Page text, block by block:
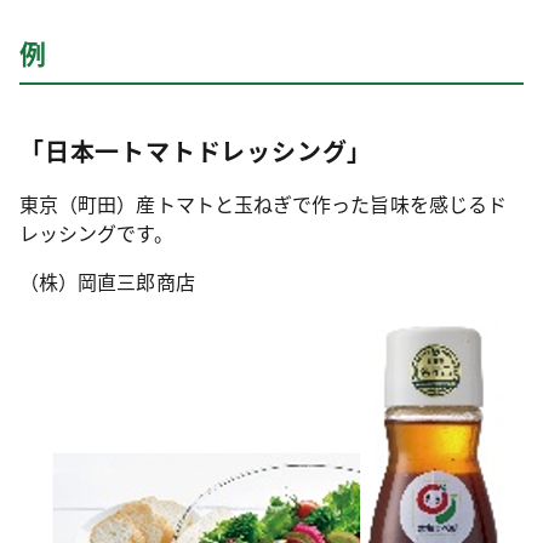
例
「日本一トマトドレッシング」
東京（町田）産トマトと玉ねぎで作った旨味を感じるド
レッシングです。
（株）岡直三郎商店